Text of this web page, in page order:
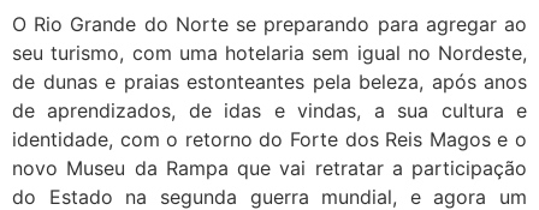
O Rio Grande do Norte se preparando para agregar ao
seu turismo, com uma hotelaria sem igual no Nordeste,
de dunas e praias estonteantes pela beleza, após anos
de aprendizados, de idas e vindas, a sua cultura e
identidade, com o retorno do Forte dos Reis Magos e o
novo Museu da Rampa que vai retratar a participação
do Estado na segunda guerra mundial, e agora um